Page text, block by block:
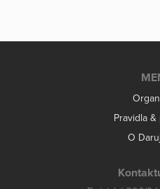
Pravidla
O